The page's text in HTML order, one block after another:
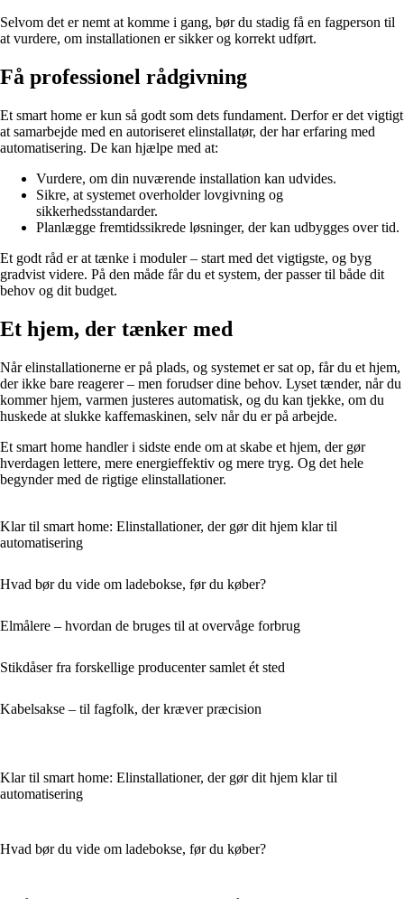
Selvom det er nemt at komme i gang, bør du stadig få en fagperson til
at vurdere, om installationen er sikker og korrekt udført.
Få professionel rådgivning
Et smart home er kun så godt som dets fundament. Derfor er det vigtigt
at samarbejde med en autoriseret elinstallatør, der har erfaring med
automatisering. De kan hjælpe med at:
Vurdere, om din nuværende installation kan udvides.
Sikre, at systemet overholder lovgivning og
sikkerhedsstandarder.
Planlægge fremtidssikrede løsninger, der kan udbygges over tid.
Et godt råd er at tænke i moduler – start med det vigtigste, og byg
gradvist videre. På den måde får du et system, der passer til både dit
behov og dit budget.
Et hjem, der tænker med
Når elinstallationerne er på plads, og systemet er sat op, får du et hjem,
der ikke bare reagerer – men forudser dine behov. Lyset tænder, når du
kommer hjem, varmen justeres automatisk, og du kan tjekke, om du
huskede at slukke kaffemaskinen, selv når du er på arbejde.
Et smart home handler i sidste ende om at skabe et hjem, der gør
hverdagen lettere, mere energieffektiv og mere tryg. Og det hele
begynder med de rigtige elinstallationer.
Klar til smart home: Elinstallationer, der gør dit hjem klar til
automatisering
Hvad bør du vide om ladebokse, før du køber?
Elmålere – hvordan de bruges til at overvåge forbrug
Stikdåser fra forskellige producenter samlet ét sted
Kabelsakse – til fagfolk, der kræver præcision
Klar til smart home: Elinstallationer, der gør dit hjem klar til
automatisering
Hvad bør du vide om ladebokse, før du køber?